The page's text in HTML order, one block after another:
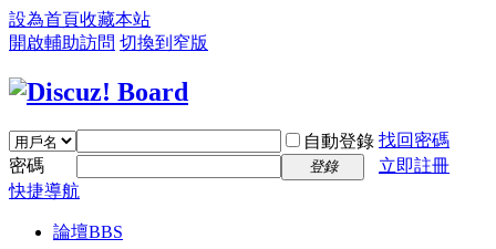
設為首頁收藏本站
開啟輔助訪問 切換到窄版
自動登錄 找回密碼
密碼
登錄
立即註冊
快捷導航
論壇BBS